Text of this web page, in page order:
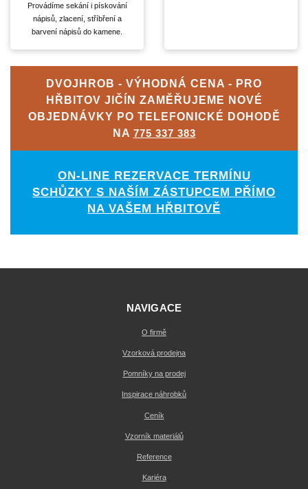
Provádíme sekání i pískování
nápisů, zlacení, stříbření a
barvení nápisů do kamene.
DVOJHROB - VÝHODNÁ CENA - PRO
HŘBITOV JIČÍN ZAMĚŘUJEME NOVÉ
OBJEDNÁVKY PO TELEFONICKÉ DOHODĚ
NA 775 337 383
ON-LINE REZERVACE TERMÍNU
SCHŮZKY S NAŠÍM ZÁSTUPCEM PŘÍMO
NA VAŠEM HŘBITOVĚ
NAVIGACE
O firmě
Vzorková prodejna
Pomníky na prodej
Inspirace náhrobků
Ceník
Vzorník materiálů
Reference
Kariéra